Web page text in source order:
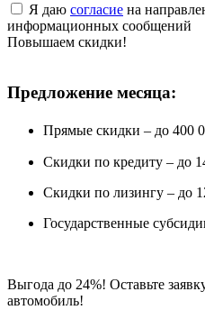
Я даю согласие на
информационных сообщений
Повышаем скидки!
Предложение месяца:
Прямые скидки – до 400
Скидки по кредиту – до
Скидки по лизингу – до
Государственные
Выгода до 24%! Оставьте
автомобиль!